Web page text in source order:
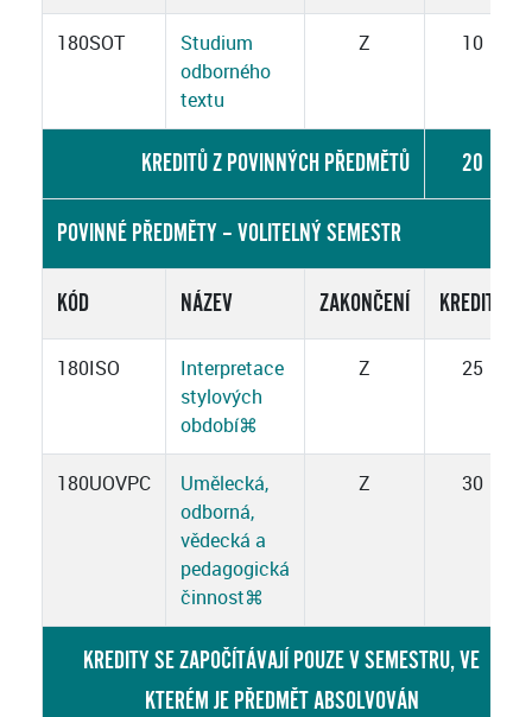
180SOT
Studium
odborného
textu
Z 10
KREDITŮ Z POVINNÝCH PŘEDMĚTŮ 20
POVINNÉ PŘEDMĚTY – VOLITELNÝ SEMESTR
KÓD NÁZEV ZAKONČENÍ KREDITY
180ISO
Interpretace
stylových
období⌘
Z 25
180UOVPC
Umělecká,
odborná,
vědecká a
pedagogická
činnost⌘
Z 30
KREDITY SE ZAPOČÍTÁVAJÍ POUZE V SEMESTRU, VE
KTERÉM JE PŘEDMĚT ABSOLVOVÁN